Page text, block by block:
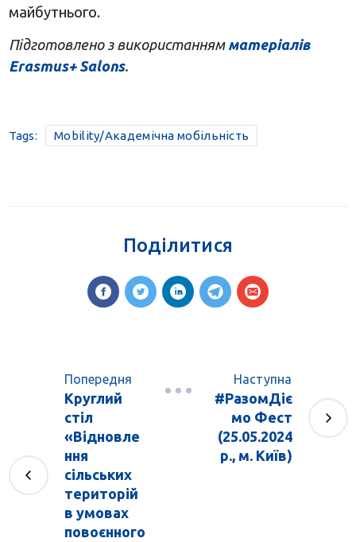
майбутнього.
Підготовлено з використанням матеріалів
Erasmus+ Salons.
Tags: Mobility/Академічна мобільність
Поділитися
Попередня
Круглий
стіл
«Відновле
ння
сільських
територій
в умовах
повоєнного
Наступна
#РазомДіє
мо Фест
(25.05.2024
р., м. Київ)